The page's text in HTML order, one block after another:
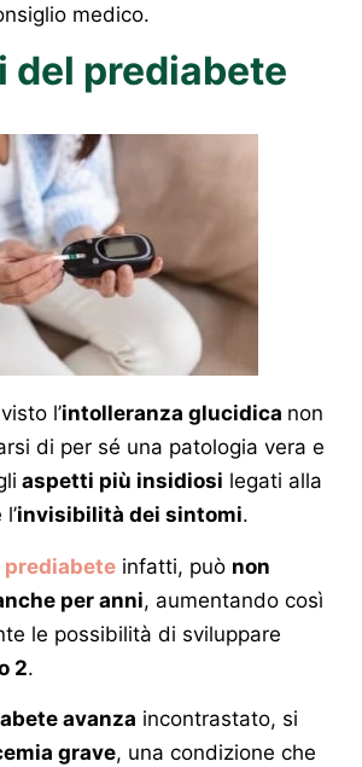
medico.
del prediabete
l’intolleranza glucidica non
di per sé una patologia vera e
aspetti più insidiosi legati alla
invisibilità dei sintomi.
prediabete infatti, può non
per anni, aumentando così
le possibilità di sviluppare
2.
avanza incontrastato, si
grave, una condizione che